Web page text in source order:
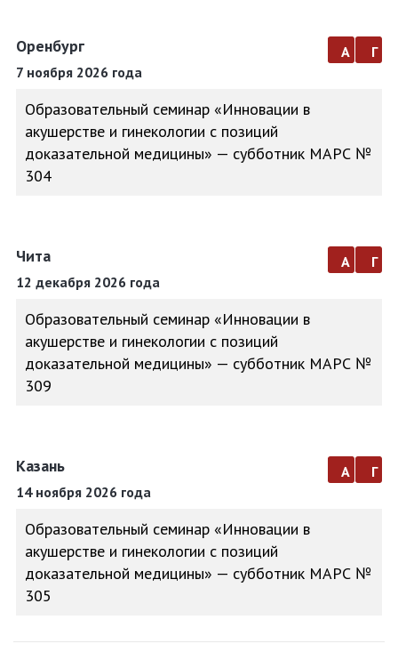
Оренбург
7 ноября 2026 года
а г
Образовательный семинар «Инновации в
акушерстве и гинекологии с позиций
доказательной медицины» — субботник МАРС №
304
Чита
12 декабря 2026 года
а г
Образовательный семинар «Инновации в
акушерстве и гинекологии с позиций
доказательной медицины» — субботник МАРС №
309
Казань
14 ноября 2026 года
а г
Образовательный семинар «Инновации в
акушерстве и гинекологии с позиций
доказательной медицины» — субботник МАРС №
305